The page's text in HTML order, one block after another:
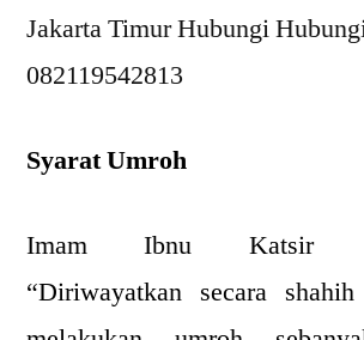
Syarat Umroh
Imam Ibnu Katsir
“Diriwayatkan secara